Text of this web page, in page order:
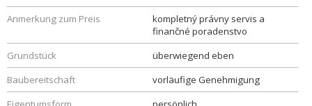
Anmerkung zum Preis
kompletný právny servis a
finančné poradenstvo
Grundstück
überwiegend eben
Baubereitschaft
vorläufige Genehmigung